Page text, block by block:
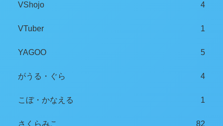
VShojo 4
VTuber 1
YAGOO 5
がうる・ぐら 4
こぼ・かなえる 1
さくらみこ 82